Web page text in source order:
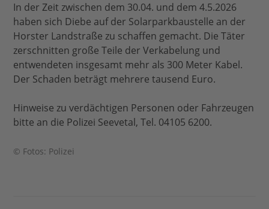
In der Zeit zwischen dem 30.04. und dem 4.5.2026
haben sich Diebe auf der Solarparkbaustelle an der
Horster Landstraße zu schaffen gemacht. Die Täter
zerschnitten große Teile der Verkabelung und
entwendeten insgesamt mehr als 300 Meter Kabel.
Der Schaden beträgt mehrere tausend Euro.
Hinweise zu verdächtigen Personen oder Fahrzeugen
bitte an die Polizei Seevetal, Tel. 04105 6200.
© Fotos: Polizei